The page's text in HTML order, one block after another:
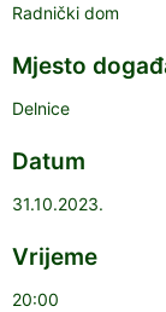
Radnički dom
Mjesto
Delnice
Datum
31.10.2023.
Vrijeme
20:00